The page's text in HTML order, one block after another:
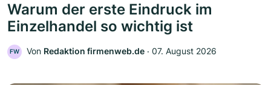
Warum der erste Eindruck im
Einzelhandel so wichtig ist
FW Von Redaktion firmenweb.de ‧ 07. August 2026